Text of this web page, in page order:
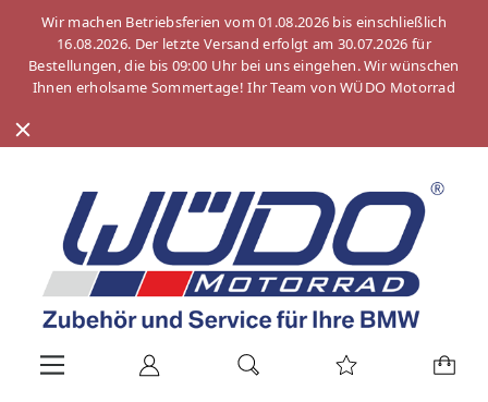
Wir machen Betriebsferien vom 01.08.2026 bis einschließlich
16.08.2026. Der letzte Versand erfolgt am 30.07.2026 für
Bestellungen, die bis 09:00 Uhr bei uns eingehen. Wir wünschen
Ihnen erholsame Sommertage! Ihr Team von WÜDO Motorrad